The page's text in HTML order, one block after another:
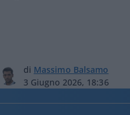
di Massimo Balsamo
3 Giugno 2026, 18:36